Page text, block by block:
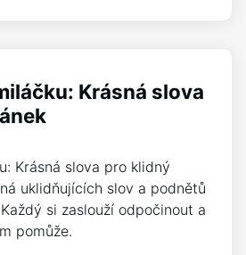
Krásná slova
Krásná slova pro klidný
uklidňujících slov a podnětů
si zaslouží odpočinout a
pomůže.